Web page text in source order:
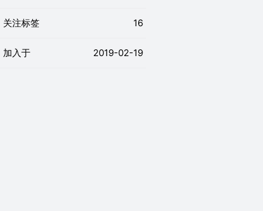
关注标签 16
加入于 2019-02-19